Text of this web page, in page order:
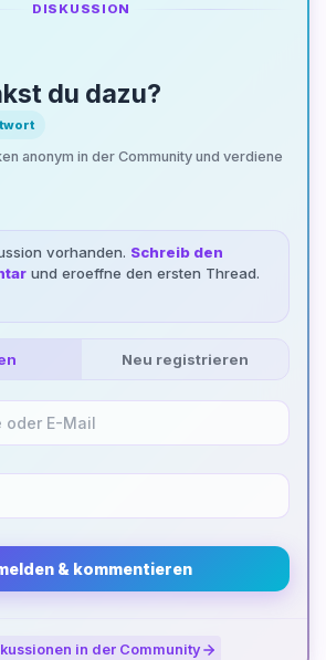
DISKUSSION
du dazu?
anonym in der Community und verdiene
vorhanden. Schreib den
und eroeffne den ersten Thread.
Neu registrieren
& kommentieren
in der Community